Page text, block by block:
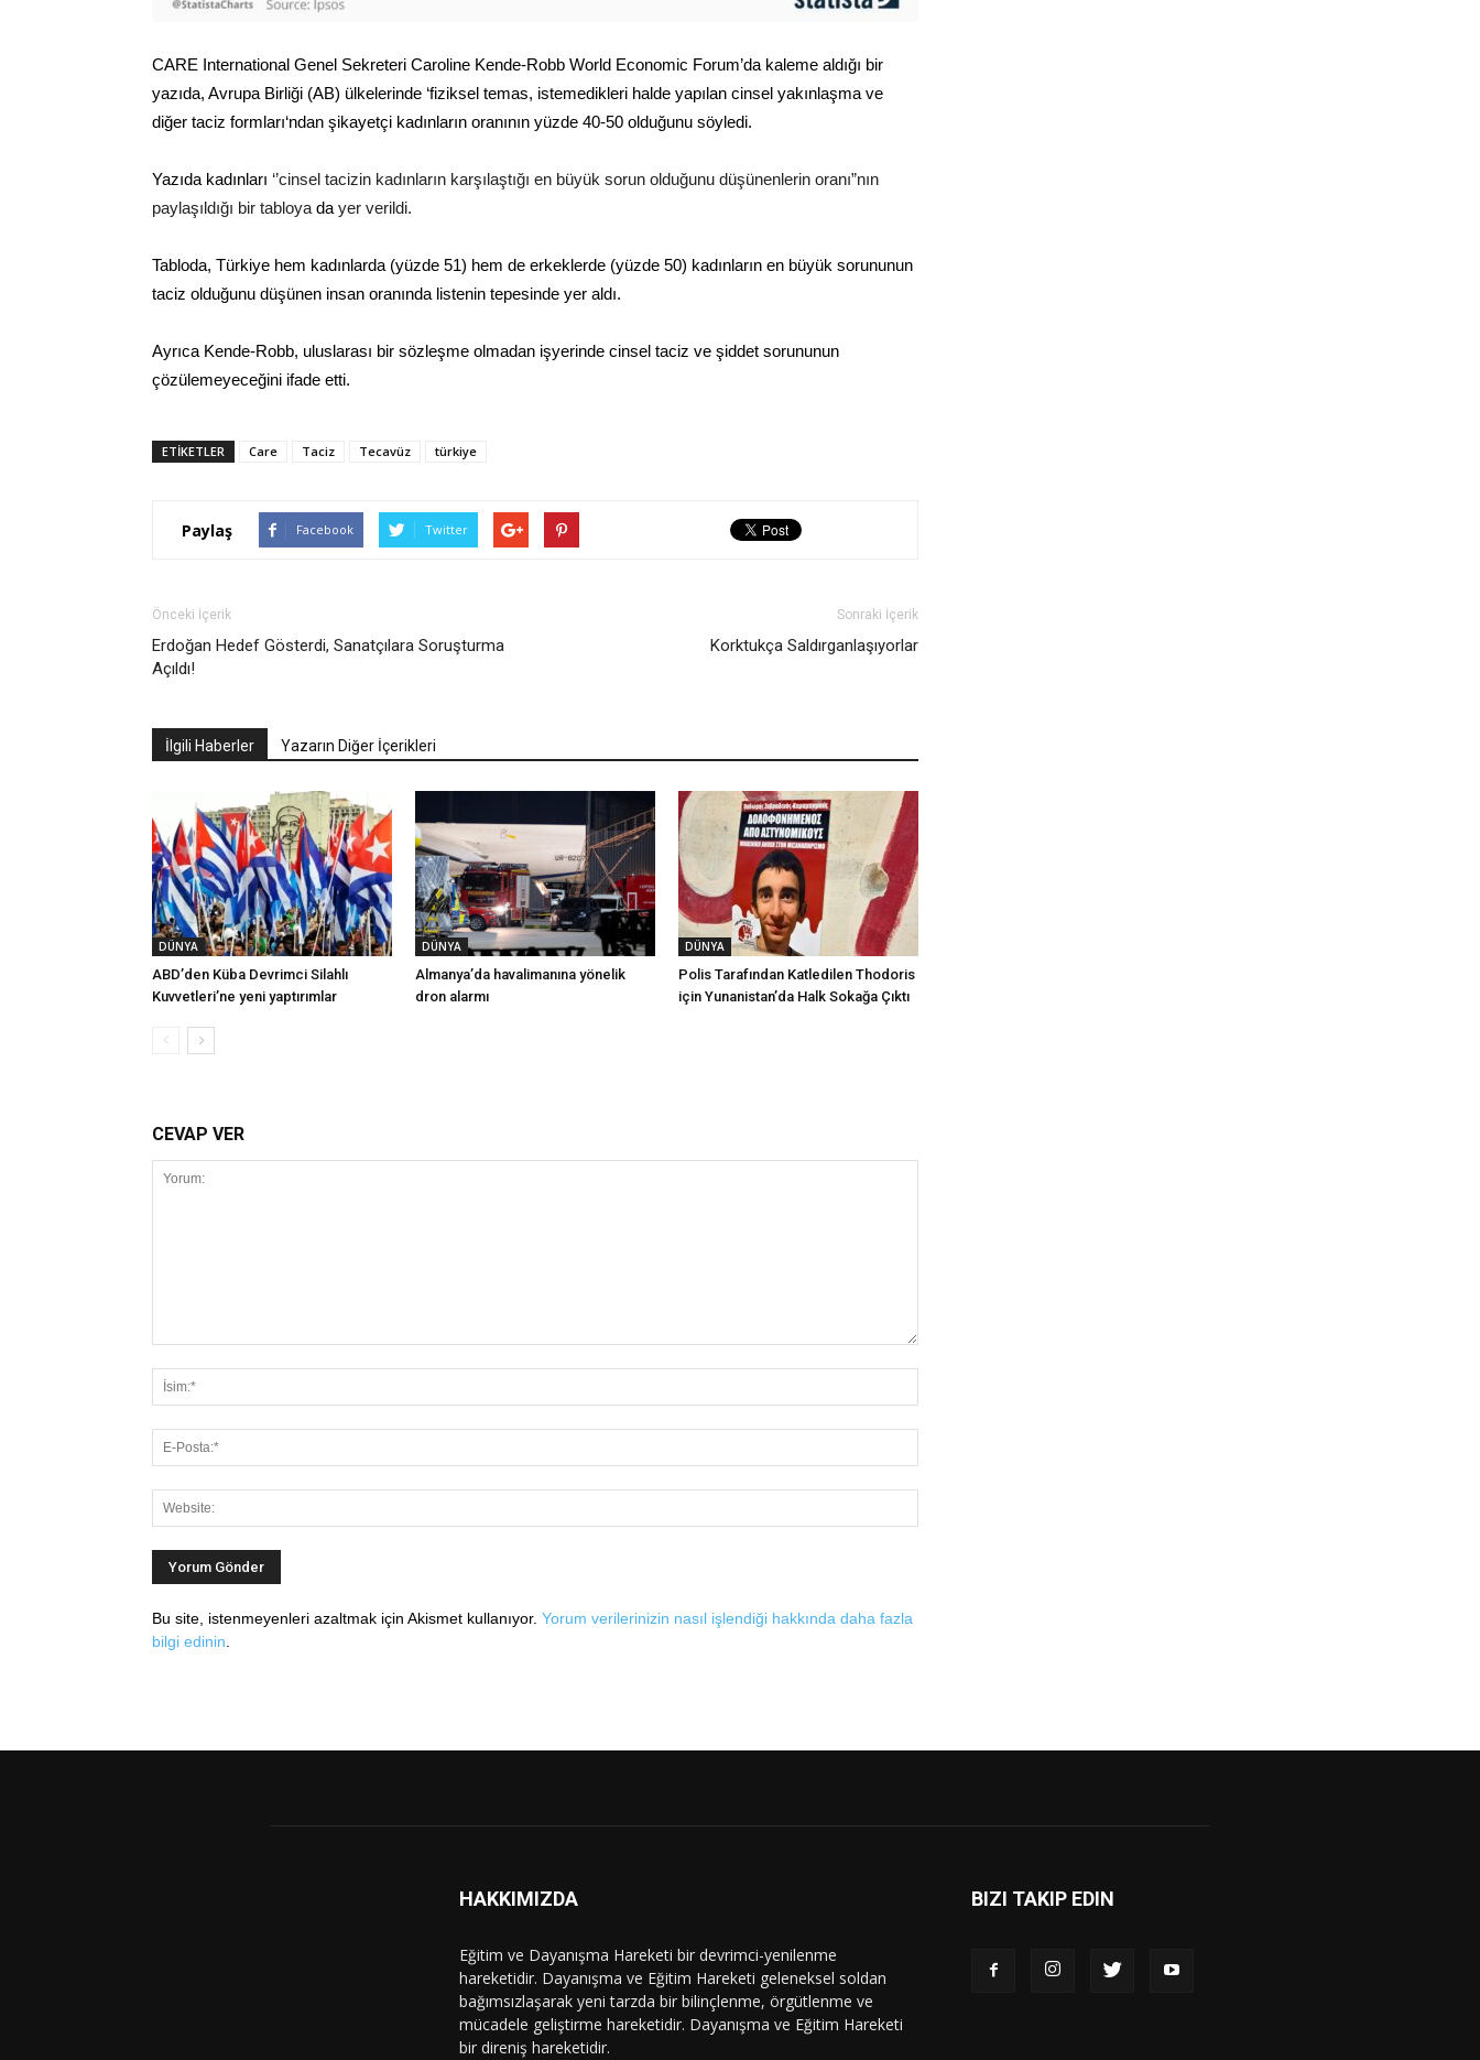
CARE International Genel Sekreteri Caroline Kende-Robb World Economic Forum’da kaleme aldığı bir
yazıda, Avrupa Birliği (AB) ülkelerinde ‘fiziksel temas, istemedikleri halde yapılan cinsel yakınlaşma ve
diğer taciz formları‘ndan şikayetçi kadınların oranının yüzde 40-50 olduğunu söyledi.
Yazıda kadınları ‘’cinsel tacizin kadınların karşılaştığı en büyük sorun olduğunu düşünenlerin oranı”nın
paylaşıldığı bir tabloya da yer verildi.
Tabloda, Türkiye hem kadınlarda (yüzde 51) hem de erkeklerde (yüzde 50) kadınların en büyük sorununun
taciz olduğunu düşünen insan oranında listenin tepesinde yer aldı.
Ayrıca Kende-Robb, uluslarası bir sözleşme olmadan işyerinde cinsel taciz ve şiddet sorununun
çözülemeyeceğini ifade etti.
ETIKETLER Care Taciz Tecavüz türkiye
Paylaş Facebook Twitter
Önceki İçerik
Erdoğan Hedef Gösterdi, Sanatçılara Soruşturma
Açıldı!
Sonraki İçerik
Korktukça Saldırganlaşıyorlar
İlgili Haberler Yazarın Diğer İçerikleri
DÜNYA
ABD’den Küba Devrimci Silahlı
Kuvvetleri’ne yeni yaptırımlar
DÜNYA
Almanya’da havalimanına yönelik
dron alarmı
DÜNYA
Polis Tarafından Katledilen Thodoris
için Yunanistan’da Halk Sokağa Çıktı
CEVAP VER
Bu site, istenmeyenleri azaltmak için Akismet kullanıyor. Yorum verilerinizin nasıl işlendiği hakkında daha fazla
bilgi edinin
HAKKIMIZDA
Eğitim ve Dayanışma Hareketi bir devrimci-yenilenme
hareketidir. Dayanışma ve Eğitim Hareketi geleneksel soldan
bağımsızlaşarak yeni tarzda bir bilinçlenme, örgütlenme ve
mücadele geliştirme hareketidir. Dayanışma ve Eğitim Hareketi
bir direniş hareketidir.
BIZI TAKIP EDIN